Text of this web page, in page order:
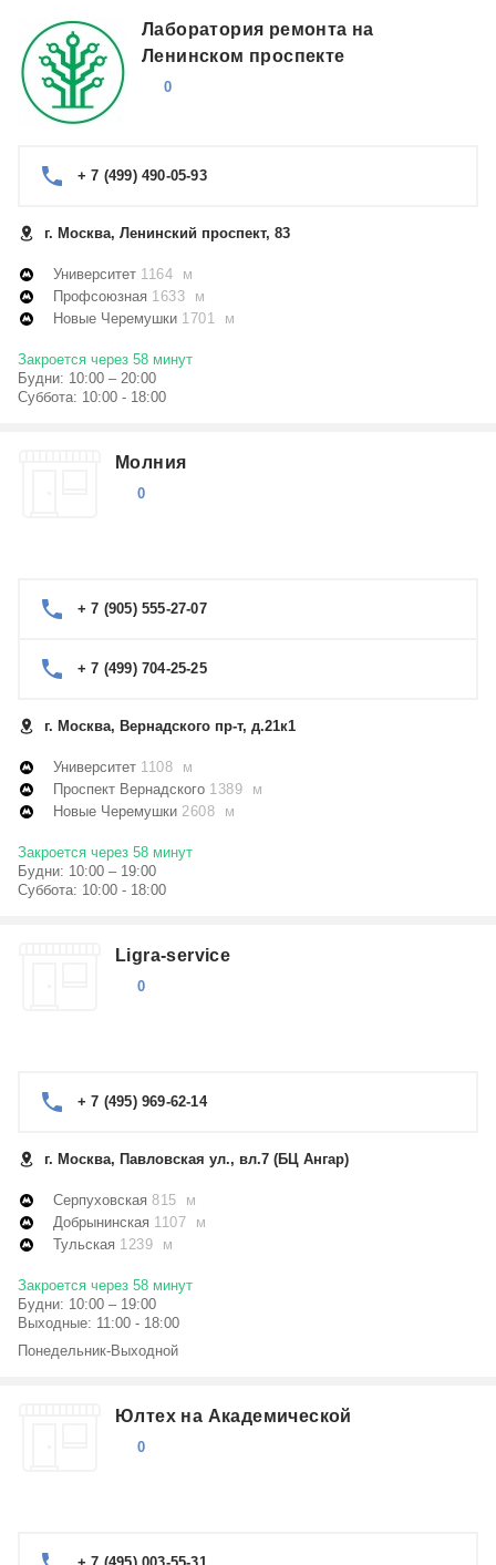
Лаборатория ремонта на
Ленинском проспекте
0
+ 7 (499) 490-05-93
г. Москва, Ленинский проспект, 83
Университет 1164 м
Профсоюзная 1633 м
Новые Черемушки 1701 м
Закроется через 58 минут
Будни: 10:00 – 20:00
Суббота: 10:00 - 18:00
Молния
0
+ 7 (905) 555-27-07
+ 7 (499) 704-25-25
г. Москва, Вернадского пр-т, д.21к1
Университет 1108 м
Проспект Вернадского 1389 м
Новые Черемушки 2608 м
Закроется через 58 минут
Будни: 10:00 – 19:00
Суббота: 10:00 - 18:00
Ligra-service
0
+ 7 (495) 969-62-14
г. Москва, Павловская ул., вл.7 (БЦ Ангар)
Серпуховская 815 м
Добрынинская 1107 м
Тульская 1239 м
Закроется через 58 минут
Будни: 10:00 – 19:00
Выходные: 11:00 - 18:00
Понедельник-Выходной
Юлтех на Академической
0